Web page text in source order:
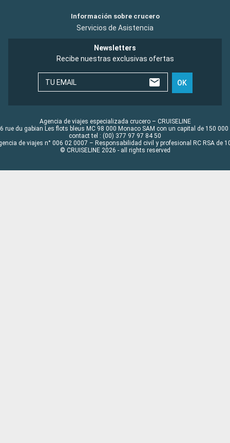
Información sobre crucero
Servicios de Asistencia
Newsletters
Recibe nuestras exclusivas ofertas
TU EMAIL OK
Agencia de viajes especializada crucero – CRUISELINE
rue du gabian Les flots bleus MC 98 000 Monaco SAM con un capital de 150 000
contact tel : (00) 377 97 97 84 50
de viajes n° 006 02 0007 – Responsabilidad civil y profesional RC RSA de
© CRUISELINE 2026 - all rights reserved